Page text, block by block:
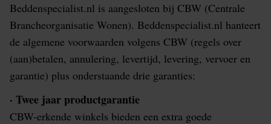
Beddenspecialist.nl is aangesloten bij CBW (Centrale
Brancheorganisatie Wonen). Beddenspecialist.nl hanteert
de algemene voorwaarden volgens CBW (regels over
(aan)betalen, annulering, levertijd, levering, vervoer en
garantie) plus onderstaande drie garanties:
· Twee jaar productgarantie
CBW-erkende winkels bieden een extra goede